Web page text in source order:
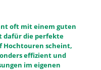
oft mit einem guten
dafür die perfekte
Hochtouren scheint,
effizient und
im eigenen